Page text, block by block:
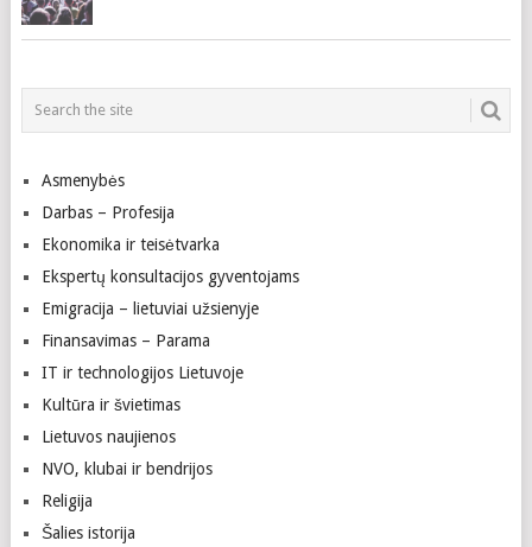
Asmenybės
Darbas – Profesija
Ekonomika ir teisėtvarka
Ekspertų konsultacijos gyventojams
Emigracija – lietuviai užsienyje
Finansavimas – Parama
IT ir technologijos Lietuvoje
Kultūra ir švietimas
Lietuvos naujienos
NVO, klubai ir bendrijos
Religija
Šalies istorija